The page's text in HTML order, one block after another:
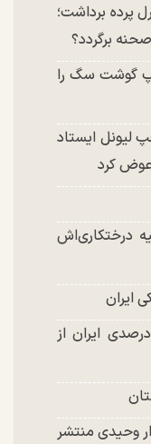
و کنترل پرده برداشت؛
برگردد؟
گوشت سگ را
ایستاد
عوض کرد
درختکاری‌اش
ایران
پاسخ عراقچی به ادعای سهم ۱۱ درصدی ایران از
وحیدی منتشر